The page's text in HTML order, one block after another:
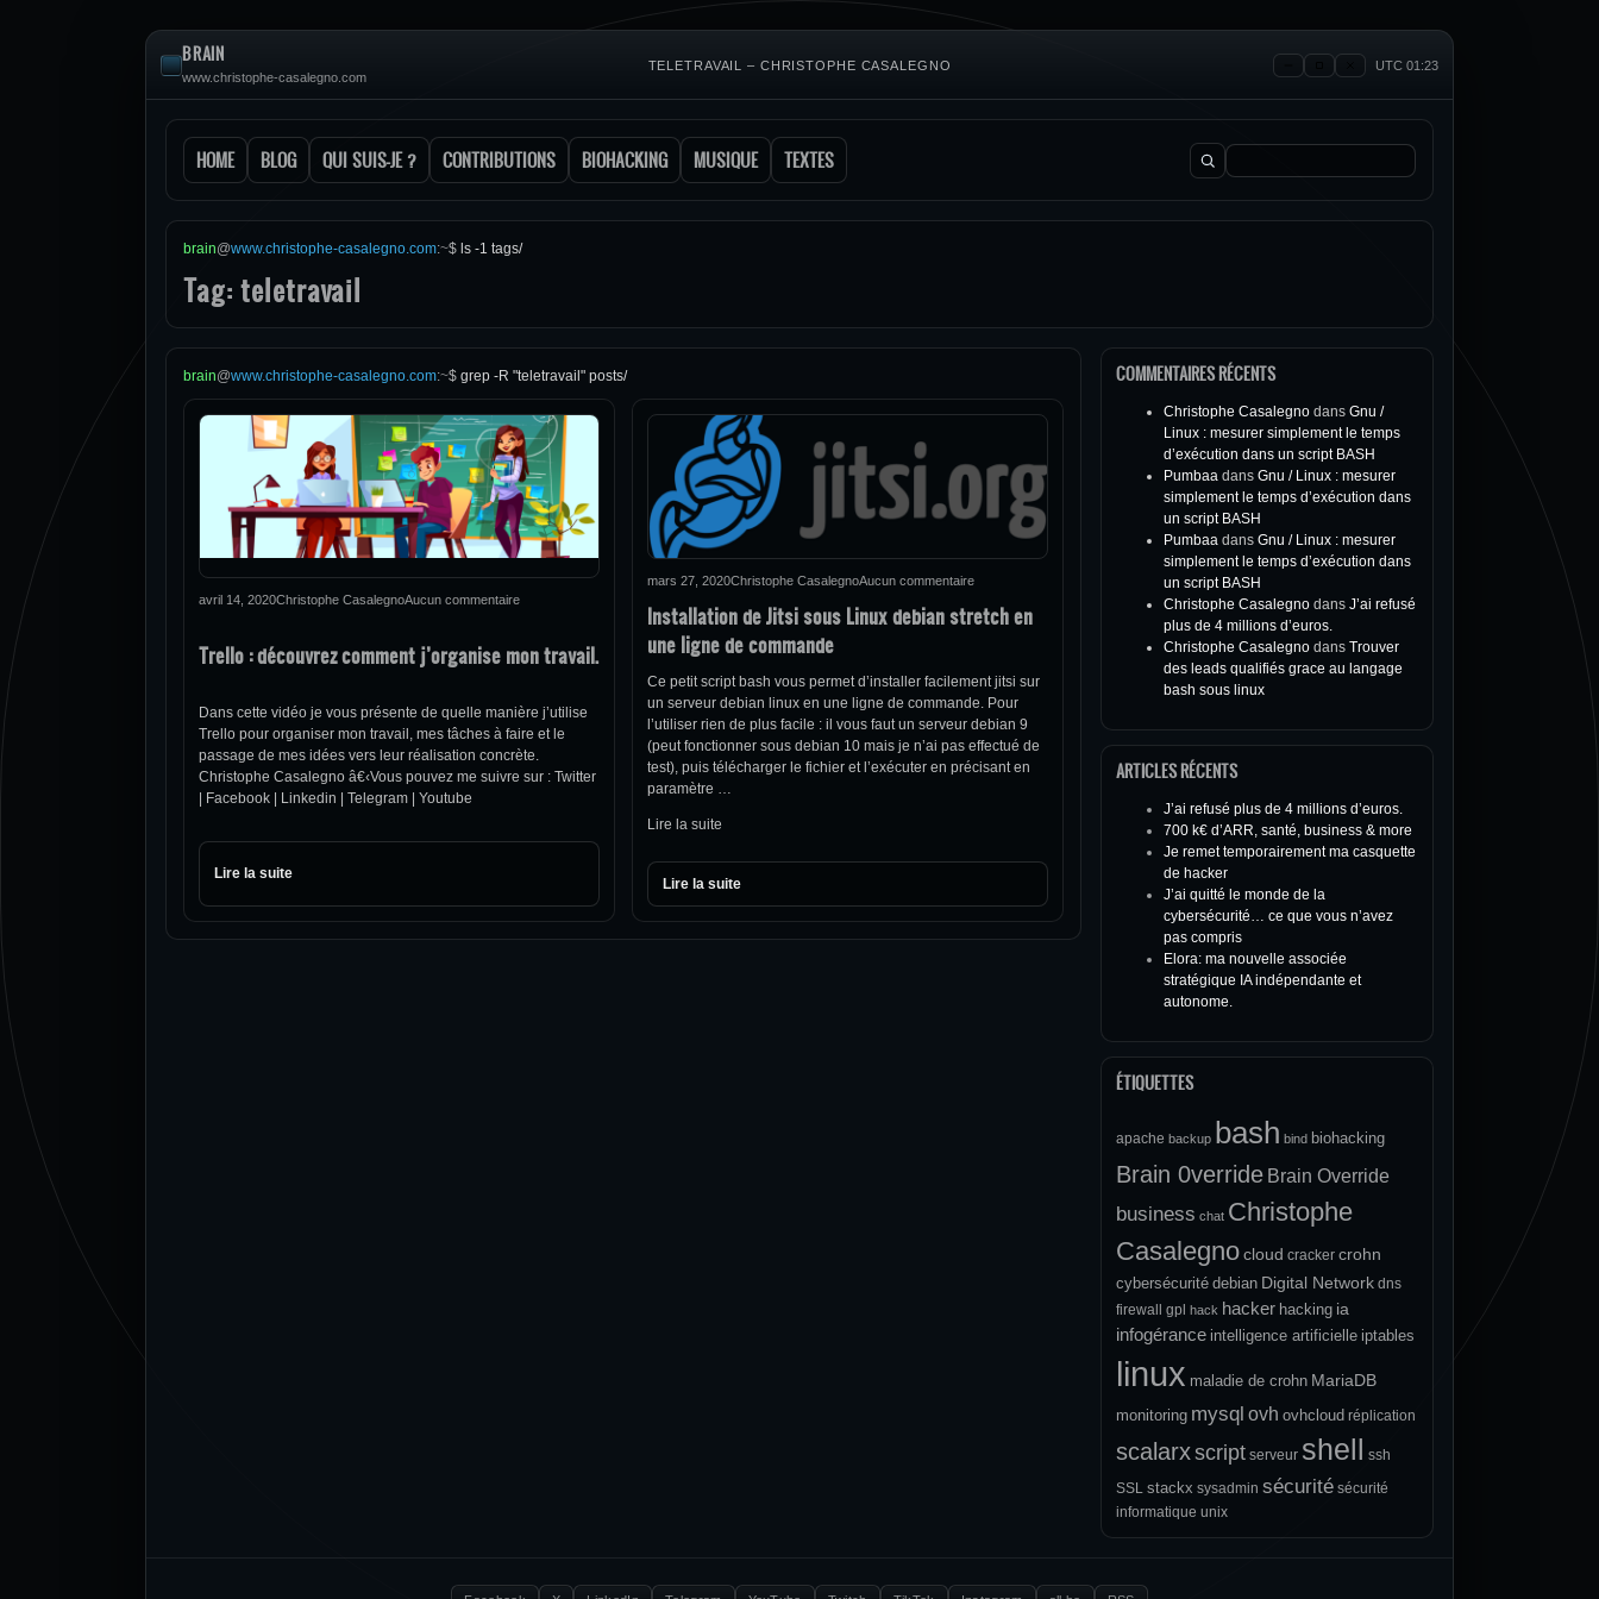
BRAIN
www.christophe-casalegno.com
TELETRAVAIL – CHRISTOPHE CASALEGNO UTC 01:23
HOME BLOG QUI SUIS-JE ? CONTRIBUTIONS BIOHACKING MUSIQUE TEXTES Rechercher :
brain@www.christophe-casalegno.com:~$ ls -1 tags/
Tag: teletravail
brain@www.christophe-casalegno.com:~$ grep -R "teletravail" posts/
avril 14, 2020Christophe CasalegnoAucun commentaire
Trello : découvrez comment j’organise mon travail.
Dans cette vidéo je vous présente de quelle manière j’utilise
Trello pour organiser mon travail, mes tâches à faire et le
passage de mes idées vers leur réalisation concrète.
Christophe Casalegno â€‹Vous pouvez me suivre sur : Twitter
| Facebook | Linkedin | Telegram | Youtube
Lire la suite
mars 27, 2020Christophe CasalegnoAucun commentaire
Installation de Jitsi sous Linux debian stretch en
une ligne de commande
Ce petit script bash vous permet d’installer facilement jitsi sur
un serveur debian linux en une ligne de commande. Pour
l’utiliser rien de plus facile : il vous faut un serveur debian 9
(peut fonctionner sous debian 10 mais je n’ai pas effectué de
test), puis télécharger le fichier et l’exécuter en précisant en
paramètre …
Lire la suite
Lire la suite
COMMENTAIRES RÉCENTS
Christophe Casalegno dans Gnu /
Linux : mesurer simplement le temps
d’exécution dans un script BASH
Pumbaa dans Gnu / Linux : mesurer
simplement le temps d’exécution dans
un script BASH
Pumbaa dans Gnu / Linux : mesurer
simplement le temps d’exécution dans
un script BASH
Christophe Casalegno dans J’ai refusé
plus de 4 millions d’euros.
Christophe Casalegno dans Trouver
des leads qualifiés grace au langage
bash sous linux
ARTICLES RÉCENTS
J’ai refusé plus de 4 millions d’euros.
700 k€ d’ARR, santé, business & more
Je remet temporairement ma casquette
de hacker
J’ai quitté le monde de la
cybersécurité… ce que vous n’avez
pas compris
Elora: ma nouvelle associée
stratégique IA indépendante et
autonome.
ÉTIQUETTES
apache backup bash bind biohacking
Brain 0verride Brain Override
business chat Christophe
Casalegnocloud cracker crohn
cybersécurité debian Digital Network dns
firewall
gpl hack hacker hacking ia
infogérance intelligence artificielle iptables
linux maladie de crohn MariaDB
monitoring mysql ovh ovhcloud réplication
scalarxscript serveur shell
ssh
SSL stackx sysadmin sécurité sécurité
informatique unix